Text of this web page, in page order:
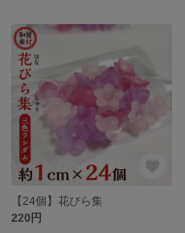
【24個】花びら集
220円